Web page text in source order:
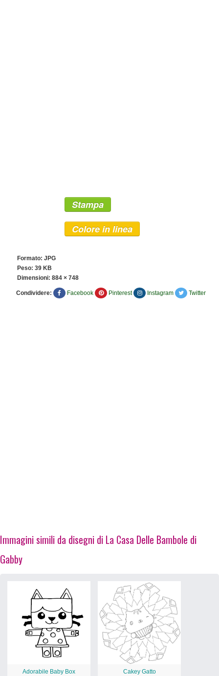
Stampa
Colore in linea
Formato: JPG
Peso: 39 KB
Dimensioni: 884 × 748
Condividere: Facebook Pinterest Instagram Twitter
Immagini simili da disegni di La Casa Delle Bambole di
Gabby
Adorabile Baby Box Cakey Gatto